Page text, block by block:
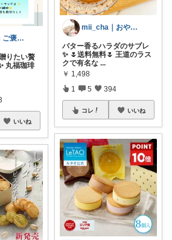
You:room ご褒美スイーツ🧁
りたい贅
丸福珈琲
いいね
mii_cha｜おやつと暮らし🌷
バター香るハラダのサブレ
✨ 🌷送料無料🌷 王道のラス
クで有名な ...
￥ 1,498
1 5 394
コレ いいね